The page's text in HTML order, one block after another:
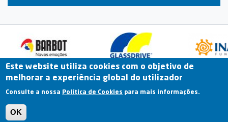
Previous
Fale Connosco Portal Online Arquivo
Termos e Condições | Política de Privacidade |
Este website utiliza cookies com o objetivo de
melhorar a experiência global do utilizador
Consulte a nossa Política de Cookies para mais informações.
OK